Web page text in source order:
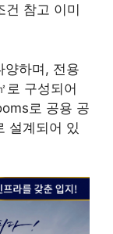
양하며, 전용
로 구성되어
로 공용 공
설계되어 있